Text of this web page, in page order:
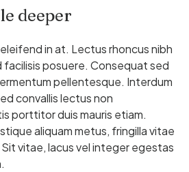
deeper
in at. Lectus rhoncus nibh
posuere. Consequat sed
pellentesque. Interdum
convallis lectus non
porttitor duis mauris etiam.
aliquam metus, fringilla vitae
vitae, lacus vel integer egestas